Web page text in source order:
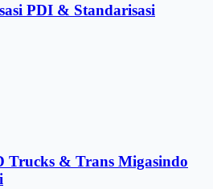
PDI & Standarisasi
Trucks & Trans Migasindo